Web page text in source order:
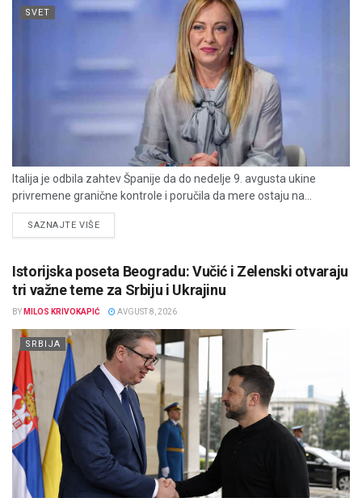
SVET
Italija je odbila zahtev Španije da do nedelje 9. avgusta ukine
privremene granične kontrole i poručila da mere ostaju na...
SAZNAJTE VIŠEDETAILS
Istorijska poseta Beogradu: Vučić i Zelenski otvaraju
tri važne teme za Srbiju i Ukrajinu
BY MILOS KRIVOKAPIĆ AVGUST 8, 2026
SRBIJA